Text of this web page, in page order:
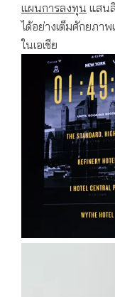
แผนการลงทุน แสน
ได้อย่างเต็มศักยภา
ในเอเชีย